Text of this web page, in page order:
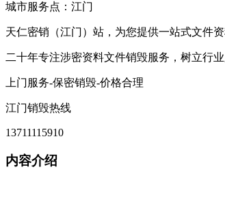
城市服务点：江门
天仁密销（江门）站，为您提供一站式文件
二十年专注涉密资料文件销毁服务，树立行
上门服务-保密销毁-价格合理
江门销毁热线
13711115910
内容介绍